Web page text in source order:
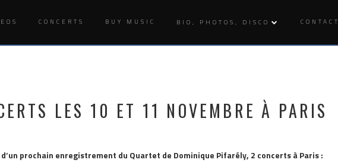
CONCERTS BUY MUSIC BIO, PHOTOS, DISCO CONTACT
LES 10 ET 11 NOVEMBRE À PARIS
prochain enregistrement du Quartet de Dominique Pifarély, 2 concerts à Paris :